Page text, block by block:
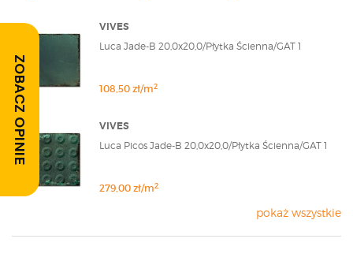
VIVES
Luca Jade-B 20,0x20,0/Płytka Ścienna/GAT 1
108,50 zł/m2
VIVES
Luca Picos Jade-B 20,0x20,0/Płytka Ścienna/GAT 1
279,00 zł/m2
pokaż wszystkie
ZOBACZ OPINIE